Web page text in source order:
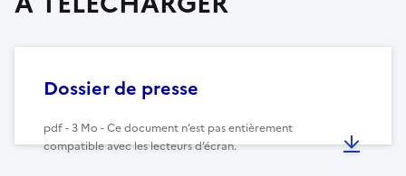
Dossier de presse
pdf - 3 Mo - Ce document n’est pas entièrement
compatible avec les lecteurs d’écran.